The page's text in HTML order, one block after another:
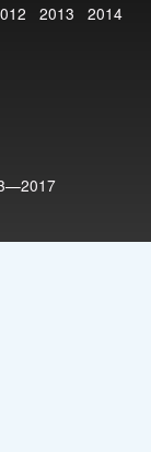
2013 2014